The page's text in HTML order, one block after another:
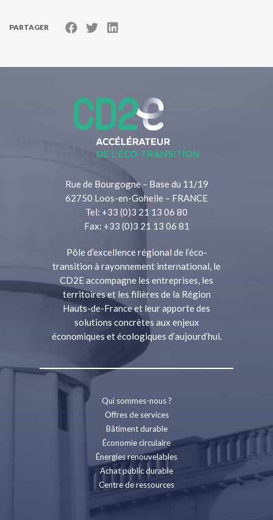
PARTAGER
Rue de Bourgogne – Base du 11/19
62750 Loos-en-Gohelle – FRANCE
Tel: +33 (0)3 21 13 06 80
Fax: +33 (0)3 21 13 06 81
Pôle d’excellence régional de l’éco-
transition à rayonnement international, le
CD2E accompagne les entreprises, les
territoires et les filières de la Région
Hauts-de-France et leur apporte des
solutions concrètes aux enjeux
économiques et écologiques d’aujourd’hui.
Qui sommes-nous ?
Offres de services
Bâtiment durable
Économie circulaire
Énergies renouvelables
Achat public durable
Centre de ressources